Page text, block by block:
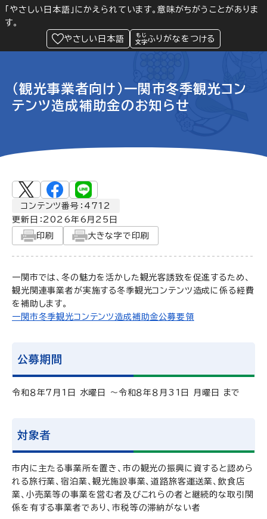
「やさしい日本語」にかえられています。意味がちがうことがありま
す。
やさしい日本語
ふりがなをつける
Language 閲覧支援
緊急情報
（観光事業者向け）一関市冬季観光コン
テンツ造成補助金のお知らせ
コンテンツ番号：4712
更新日： 2026年6月25日
印刷
大きな字で印刷
一関市では、冬の魅力を活かした観光客誘致を促進するため、
観光関連事業者が実施する冬季観光コンテンツ造成に係る経費
を補助します。
一関市冬季観光コンテンツ造成補助金公募要領
公募期間
令和８年7月1日 水曜日 ～令和８年８月31日 月曜日 まで
対象者
市内に主たる事業所を置き、市の観光の振興に資すると認めら
れる旅行業、宿泊業、観光施設事業、道路旅客運送業、飲食店
業、小売業等の事業を営む者及びこれらの者と継続的な取引関
係を有する事業者であり、市税等の滞納がない者